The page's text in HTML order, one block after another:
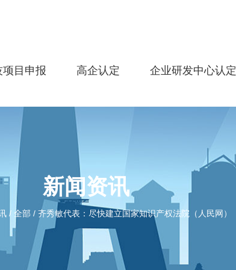
项目申报 高企认定 企业研发中心认定
新闻资讯
/ 全部 / 齐秀敏代表：尽快建立国家知识产权法院（人民网）